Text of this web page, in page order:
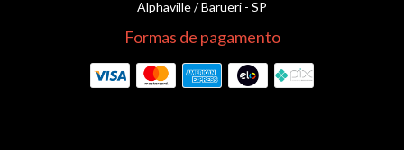
Alphaville / Barueri - SP
Formas de pagamento